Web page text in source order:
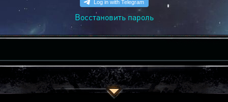
Восстановить пароль